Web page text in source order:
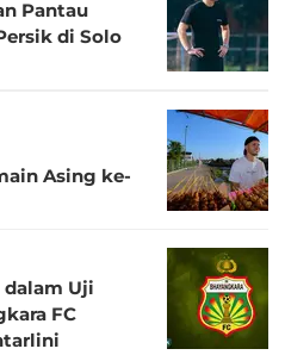
Pantau
di Solo
Asing ke-
dalam Uji
FC